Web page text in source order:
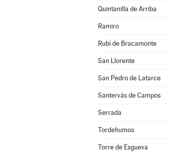
Quintanilla de Arriba
Ramiro
Rubí de Bracamonte
San Llorente
San Pedro de Latarce
Santervás de Campos
Serrada
Tordehumos
Torre de Esgueva